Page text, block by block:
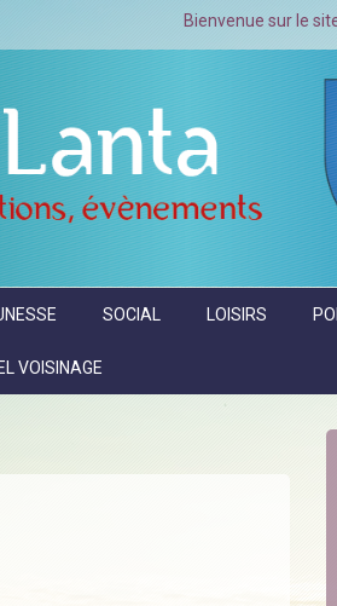
Bienvenue sur le site officiel de
SOCIAL LOISIRS
VOISINAGE